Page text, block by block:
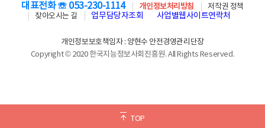
TOP
대표전화 ☏ 053-230-1114 개인정보처리방침
저작권 정책
찾아오시는 길
업무담당자조회 사업별웹사이트연락처
개인정보보호책임자 : 양현수 안전경영관리단장
Copyright © 2020 한국지능정보사회진흥원. All Rights Reserved.